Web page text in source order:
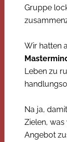
Gruppe
Wir hatten
Leben zu
Na ja,
Zielen,
Angebot